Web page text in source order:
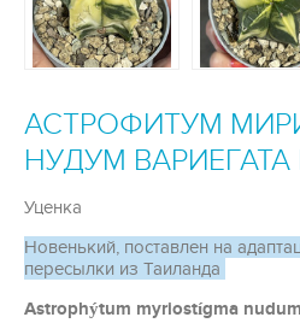
АСТРОФИТУМ
НУДУМ ВАРИЕГАТА
Уценка
Новенький, поставлен на
пересылки из Таиланда
Astrophýtum myriostígma